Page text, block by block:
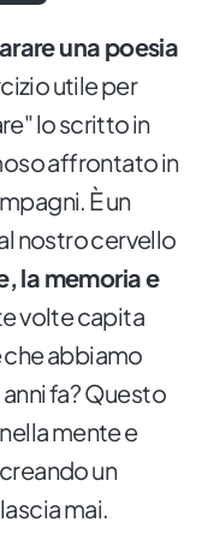
una poesia
utile per
lo scritto in
affrontato in
È un
nostro cervello
la memoria e
volte capita
che abbiamo
fa? Questo
mente e
un
mai.